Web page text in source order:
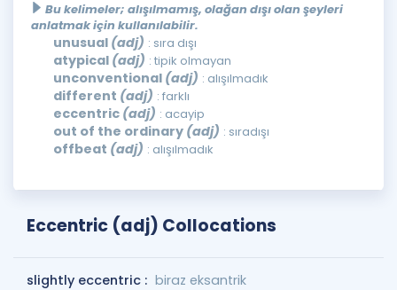
Bu kelimeler; alışılmamış, olağan dışı olan şeyleri
anlatmak için kullanılabilir.
unusual (adj) : sıra dışı
atypical (adj) : tipik olmayan
unconventional (adj) : alışılmadık
different (adj) : farklı
eccentric (adj) : acayip
out of the ordinary (adj) : sıradışı
offbeat (adj) : alışılmadık
Eccentric (adj) Collocations
slightly eccentric : biraz eksantrik